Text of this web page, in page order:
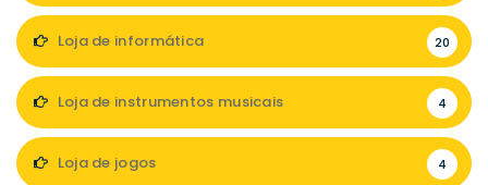
Loja de informática 20
Loja de instrumentos musicais 4
Loja de jogos 4